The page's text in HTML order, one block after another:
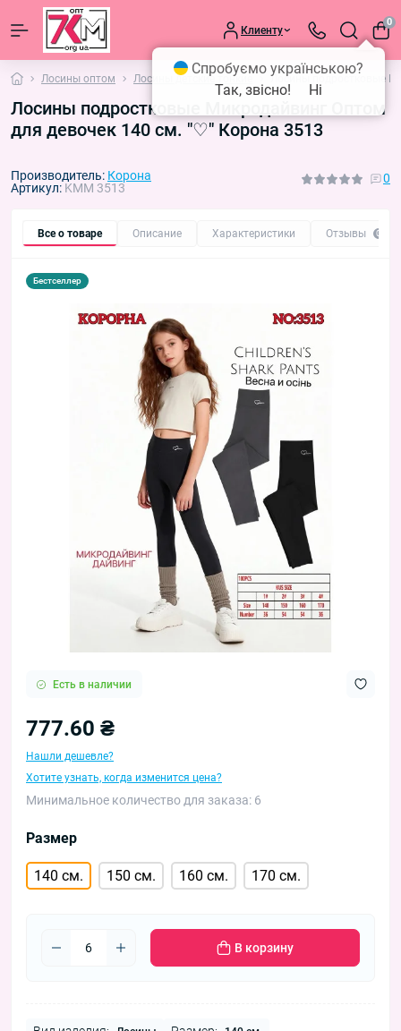
Клиенту
0
Лосины оптом Лосины детские тонкие Лосины подростковые
Лосины подростковые Микродайвинг Оптом
для девочек 140 см. "♡" Корона 3513
Производитель: Корона
Артикул: KMM 3513
0
Все о товаре Описание Характеристики Отзывы 0
Бестселлер
Есть в наличии
777.60 ₴
Нашли дешевле?
Хотите узнать, когда изменится цена?
Минимальное количество для заказа: 6
Размер
140 см. 150 см. 160 см. 170 см.
В корзину
Спробуємо українською?
Так, звісно!
Ні